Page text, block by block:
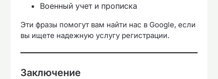
Военный учет и прописка
Эти фразы помогут вам найти нас в Google, если
вы ищете надежную услугу регистрации.
Заключение